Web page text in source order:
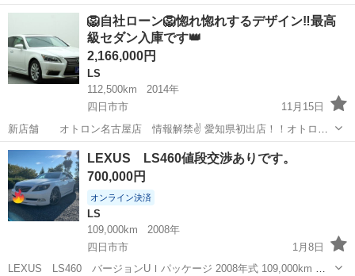
名： レクサス ■ 車種名： ＬＳ ■ グレード名： ＬＳ４６０
バージョンＳ Ｉパッケージ 内装色バーズアイ ホイール１９イン
チＡＷ 黒革 サ...
三重 四日市市
🦁自社ローン🦁惚れ惚れするデザイン‼️最高
級セダン入庫です👑
2,166,000円
LS
112,500km
2014年
四日市市
11月15日
新店舗 オトロン名古屋店 情報解禁✌️ 愛知県初出店！！オトロン
名古屋店です！ 月々2万円台～ご提案できる車多々ご提案できま
す！！ 今年もやってきました！ 期間限定！頭金0円キャンペ...
三重 四日市市 ローン
LEXUS LS460値段交渉ありです。
700,000円
オンライン決済
LS
109,000km
2008年
四日市市
1月8日
LEXUS LS460 バージョンUＩパッケージ 2008年式 109,000km ホ